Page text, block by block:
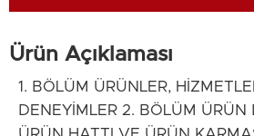
Ürün Açıklaması
1. BÖLÜM ÜRÜNLER,
DENEYİMLER 2. BÖLÜM ÜRÜN